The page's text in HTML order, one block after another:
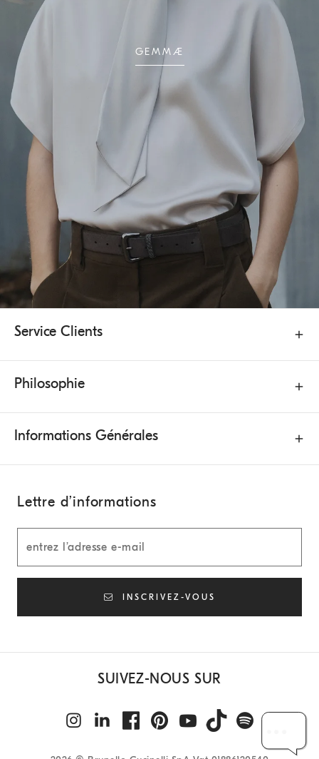
GEMMÆ
Service Clients
Philosophie
Informations Générales
Lettre d’informations
INSCRIVEZ-VOUS
SUIVEZ-NOUS SUR